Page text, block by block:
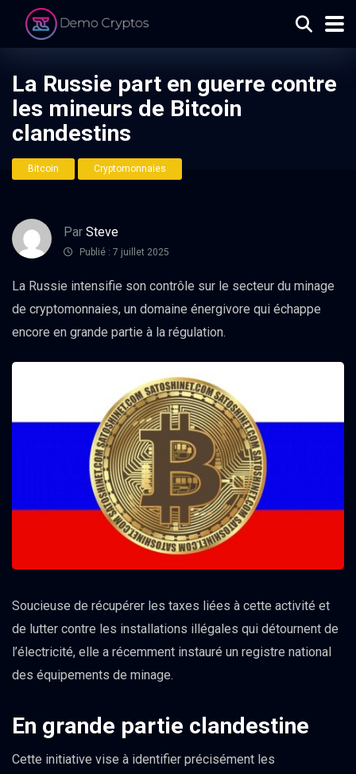
La Russie part en guerre contre
les mineurs de Bitcoin
clandestins
Bitcoin Cryptomonnaies
Par Steve
Publié : 7 juillet 2025
La Russie intensifie son contrôle sur le secteur du minage
de cryptomonnaies, un domaine énergivore qui échappe
encore en grande partie à la régulation.
Soucieuse de récupérer les taxes liées à cette activité et
de lutter contre les installations illégales qui détournent de
l’électricité, elle a récemment instauré un registre national
des équipements de minage.
En grande partie clandestine
Cette initiative vise à identifier précisément les